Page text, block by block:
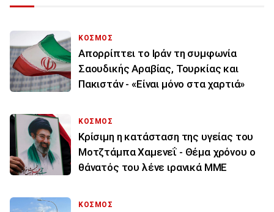
ΚΟΣΜΟΣ
Απορρίπτει το Ιράν τη συμφωνία
Σαουδικής Αραβίας, Τουρκίας και
Πακιστάν - «Είναι μόνο στα χαρτιά»
ΚΟΣΜΟΣ
Κρίσιμη η κατάσταση της υγείας του
Μοτζτάμπα Χαμενεΐ - Θέμα χρόνου ο
θάνατός του λένε ιρανικά ΜΜΕ
ΚΟΣΜΟΣ